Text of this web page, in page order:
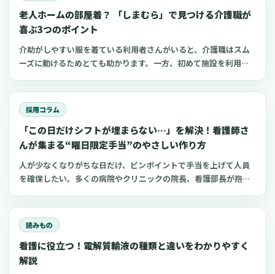
老人ホームの部屋着？ 「しまむら」で見つける介護職が
喜ぶ3つのポイント
介助がしやすい服を着ている利用者さんがいると、介護職はスム
ーズに動けるためとても助かります。一方、初めて施設を利用す
道府県に約1,400店舗ある「しまむら」で手に入れられるアイテ
ムを中心に、老人ホームに入所した利用者さんと介護職にとって
快適な部屋着のポイントをご紹介します。
採用コラム
「この日だけシフトが埋まらない…」を解決！看護師さ
んが集まる“曜日限定手当”のやさしい作り方
人が少なくなりがちな日だけ、ピンポイントで手当を上げて人員
を確保したい。多くの病院やクリニックの院長、看護部長が抱え
的な方法として「ダイナミック手当（変動手当）」という考え方
があります。この記事では、日本の医療機関の現実に合わせて、
連休前、年末年始、日曜祝日、感染症の流行期など、本当に人手
が必要な日だけ手当を上乗せする制度の設計方法と、現場が混乱
しない運用の作り方を解説します。また、現場で聞かれることが
読みもの
看護に役立つ！電解質輸液の種類と違いをわかりやすく
解説